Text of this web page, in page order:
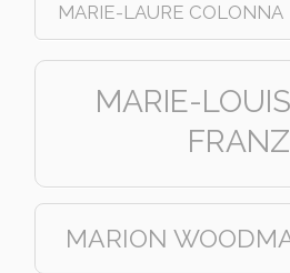
MARIE-LAURE COLONNA
MARIE-
FRANZ
MARION